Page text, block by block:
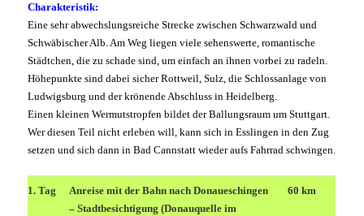
Charakteristik:
Eine sehr abwechslungsreiche Strecke zwischen Schwarzwald und
Schwäbischer Alb. Am Weg liegen viele sehenswerte, romantische
Städtchen, die zu schade sind, um einfach an ihnen vorbei zu radeln.
Höhepunkte sind dabei sicher Rottweil, Sulz, die Schlossanlage von
Ludwigsburg und der krönende Abschluss in Heidelberg.
Einen kleinen Wermutstropfen bildet der Ballungsraum um Stuttgart.
Wer diesen Teil nicht erleben will, kann sich in Esslingen in den Zug
setzen und sich dann in Bad Cannstatt wieder aufs Fahrrad schwingen.
1. Tag
Anreise mit der Bahn nach Donaueschingen
– Stadtbesichtigung (Donauquelle im
60 km